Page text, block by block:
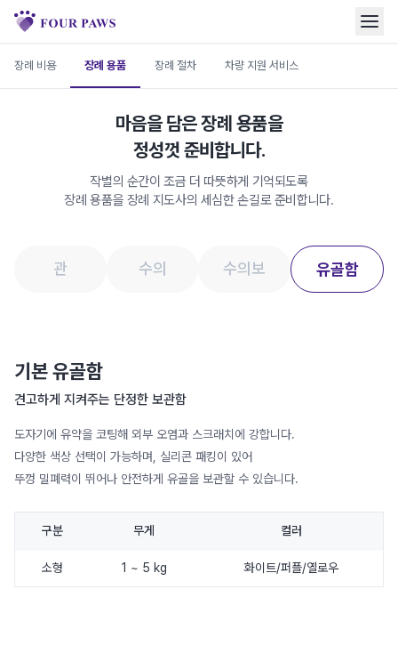
장례 비용 장례 용품 장례 절차 차량 지원 서비스
마음을 담은 장례 용품을
정성껏 준비합니다.
작별의 순간이 조금 더 따뜻하게 기억되도록
장례 용품을 장례 지도사의 세심한 손길로 준비합니다.
관 수의 수의보 유골함
기본 유골함
견고하게 지켜주는 단정한 보관함
도자기에 유약을 코팅해 외부 오염과 스크래치에 강합니다.
다양한 색상 선택이 가능하며, 실리콘 패킹이 있어
뚜껑 밀폐력이 뛰어나 안전하게 유골을 보관할 수 있습니다.
구분 무게 컬러
소형 1 ~ 5 kg 화이트/퍼플/옐로우